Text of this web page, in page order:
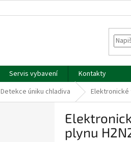
Servis vybavení
Kontakty
Detekce úniku chladiva
plynu